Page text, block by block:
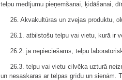
telpu medījumu pieņemšanai, ķidāšanai,
26. Akvakultūras un zvejas produktu,
26.1. atbilstošu telpu vai vietu, kurā ir
26.2. ja nepieciešams, telpu
26.3. telpu vai vietu cilvēka uzturā
un nesaskaras ar telpas grīdu un sienām.